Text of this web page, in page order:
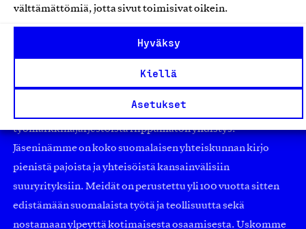
välttämättömiä, jotta sivut toimisivat oikein.
Hyväksy
Kiellä
Asetukset
Olemme jäsentemme omistama puolueeton,
työmarkkinajärjestöistä riippumaton yhdistys.
Jäseninämme on koko suomalaisen yhteiskunnan kirjo
pienistä pajoista ja yhteisöistä kansainvälisiin
suuryrityksiin. Meidät on perustettu yli 100 vuotta sitten
edistämään suomalaista työtä ja teollisuutta sekä
nostamaan ylpeyttä kotimaisesta osaamisesta. Uskomme